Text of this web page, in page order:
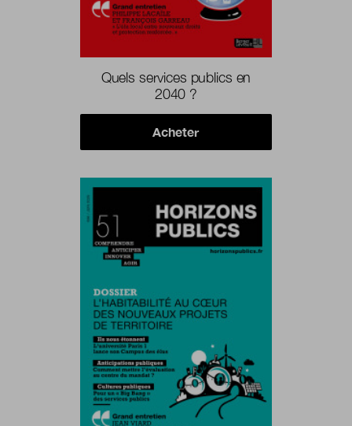
Quels services publics en
2040 ?
Acheter